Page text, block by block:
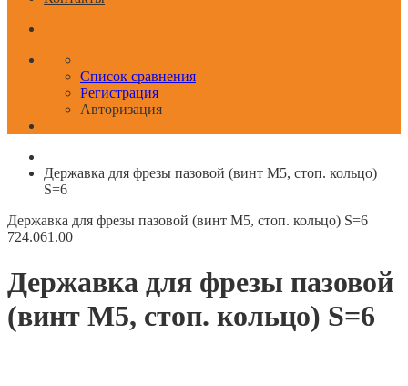
Список сравнения
Регистрация
Авторизация
Державка для фрезы пазовой (винт M5, стоп. кольцо)
S=6
Державка для фрезы пазовой (винт M5, стоп. кольцо) S=6
724.061.00
Державка для фрезы пазовой
(винт M5, стоп. кольцо) S=6